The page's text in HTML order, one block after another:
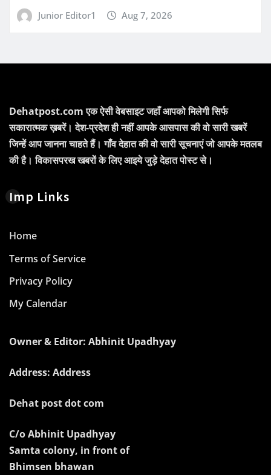
Junior Editor1 Aug 7, 2026
Dehatpost.com एक ऐसी वेबसाइट जहाँ आपको मिलेगी सिर्फ
सकारात्मक ख़बरें। देश-प्रदेश ही नहीं आपके आसपास की वो सारी खबरें
जिन्हें आप जानना चाहते हैं। गाँव देहात की वो सारी सूचनाएं जो आपके मतलब
की है। विकासपरख खबरों के लिए आइये जुड़े देहात पोस्ट से।
Imp Links
Home
Terms of Service
Privacy Policy
My Calendar
Owner & Editor: Abhinit Upadhyay
Address: Address
Dehat post dot com
C/o Abhinit Upadhyay
Samta colony, in front of
Bhimsen bhawan